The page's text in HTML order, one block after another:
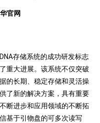
官网
存储系统的成功研发标志
重大进展。该系统不仅突破
的长期、稳定存储和灵活操
了新的解决方案，具有重要
断进步和应用领域的不断拓
基于引物盘的可多次读写